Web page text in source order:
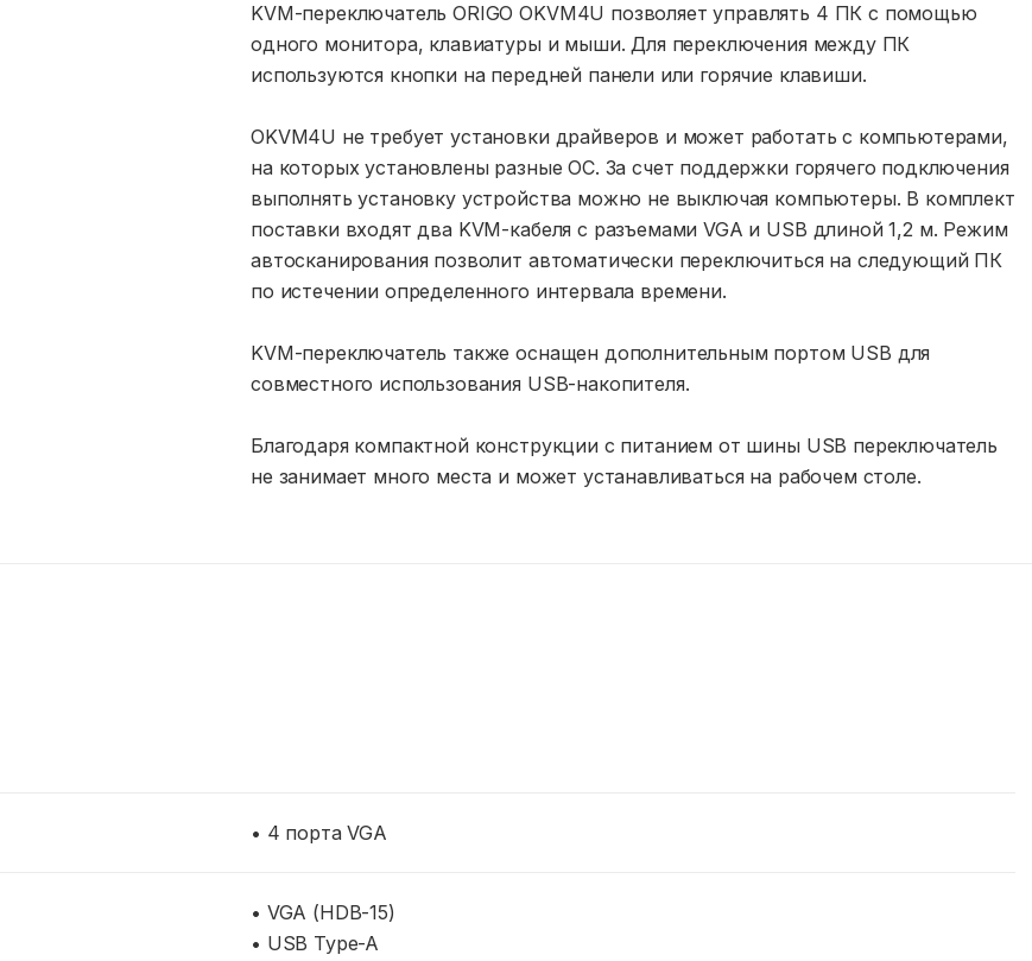
KVM-переключатель ORIGO OKVM4U позволяет управлять 4 ПК с помощью
одного монитора, клавиатуры и мыши. Для переключения между ПК
используются кнопки на передней панели или горячие клавиши.
OKVM4U не требует установки драйверов и может работать с компьютерами,
на которых установлены разные ОС. За счет поддержки горячего подключения
выполнять установку устройства можно не выключая компьютеры. В комплект
поставки входят два KVM-кабеля с разъемами VGA и USB длиной 1,2 м. Режим
автосканирования позволит автоматически переключиться на следующий ПК
по истечении определенного интервала времени.
KVM-переключатель также оснащен дополнительным портом USB для
совместного использования USB-накопителя.
Благодаря компактной конструкции с питанием от шины USB переключатель
не занимает много места и может устанавливаться на рабочем столе.
• 4 порта VGA
• VGA (HDB-15)
• USB Type-A